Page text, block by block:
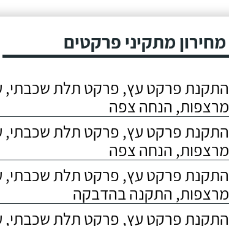
מחירון מתקיני פרקטים
התקנת פרקט עץ, פרקט תלת שכבתי,
מרצפות, הנחה צפה
התקנת פרקט עץ, פרקט תלת שכבתי,
מרצפות, הנחה צפה
התקנת פרקט עץ, פרקט תלת שכבתי,
מרצפות, התקנה בהדבקה
התקנת פרקט עץ, פרקט תלת שכבתי,